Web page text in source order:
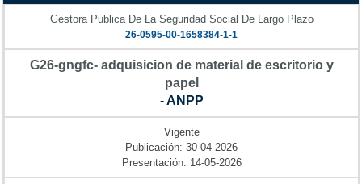
Gestora Publica De La Seguridad Social De Largo Plazo
26-0595-00-1658384-1-1
G26-gngfc- adquisicion de material de escritorio y
papel
- ANPP
Vigente
Publicación: 30-04-2026
Presentación: 14-05-2026